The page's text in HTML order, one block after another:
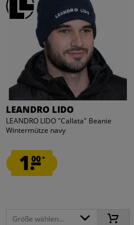
LEANDRO LIDO
LEANDRO LIDO "Callata" Beanie
Wintermütze navy
1.00*
Größe wählen...